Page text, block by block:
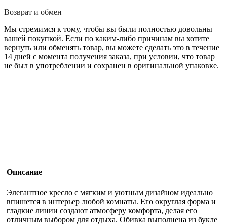
Возврат и обмен
Мы стремимся к тому, чтобы вы были полностью довольны
вашей покупкой. Если по каким-либо причинам вы хотите
вернуть или обменять товар, вы можете сделать это в течение
14 дней с момента получения заказа, при условии, что товар
не был в употреблении и сохранен в оригинальной упаковке.
Описание
Элегантное кресло с мягким и уютным дизайном идеально
впишется в интерьер любой комнаты. Его округлая форма и
гладкие линии создают атмосферу комфорта, делая его
отличным выбором для отдыха. Обивка выполнена из букле